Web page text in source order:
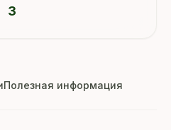
3
Полезная информация